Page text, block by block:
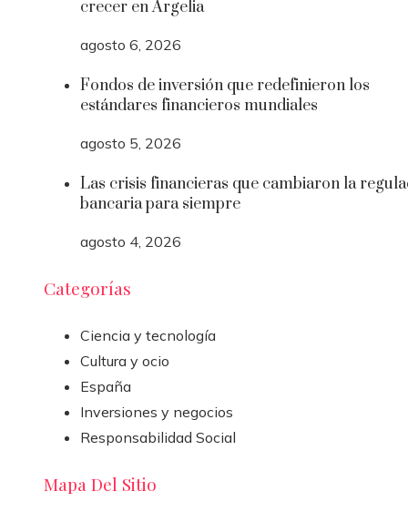
crecer en Argelia
agosto 6, 2026
Fondos de inversión que redefinieron los
estándares financieros mundiales
agosto 5, 2026
Las crisis financieras que cambiaron la
bancaria para siempre
agosto 4, 2026
Categorías
Ciencia y tecnología
Cultura y ocio
España
Inversiones y negocios
Responsabilidad Social
Mapa Del Sitio